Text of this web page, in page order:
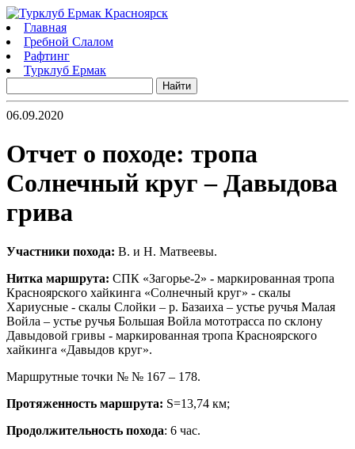
Главная
Гребной Слалом
Рафтинг
Турклуб Ермак
06.09.2020
Отчет о походе: тропа
Солнечный круг – Давыдова
грива
Участники похода: В. и Н. Матвеевы.
Нитка маршрута: СПК «Загорье-2» - маркированная тропа
Красноярского хайкинга «Солнечный круг» - скалы
Хариусные - скалы Слойки – р. Базаиха – устье ручья Малая
Войла – устье ручья Большая Войла мототрасса по склону
Давыдовой гривы - маркированная тропа Красноярского
хайкинга «Давыдов круг».
Маршрутные точки № № 167 – 178.
Протяженность маршрута: S=13,74 км;
Продолжительность похода: 6 час.